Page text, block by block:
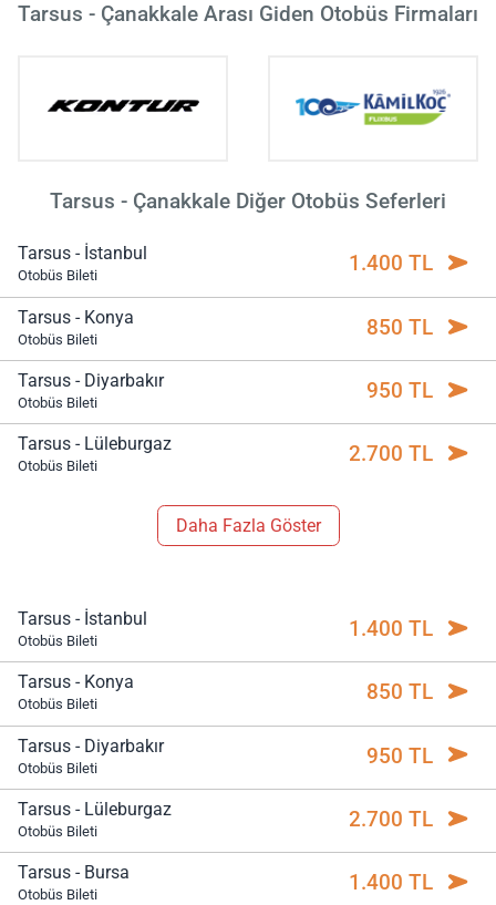
Tarsus - Çanakkale Arası Giden Otobüs Firmaları
Tarsus - Çanakkale Diğer Otobüs Seferleri
Tarsus - İstanbul
Otobüs Bileti 1.400 TL
Tarsus - Konya
Otobüs Bileti 850 TL
Tarsus - Diyarbakır
Otobüs Bileti 950 TL
Tarsus - Lüleburgaz
Otobüs Bileti 2.700 TL
Daha Fazla Göster
Tarsus - İstanbul
Otobüs Bileti 1.400 TL
Tarsus - Konya
Otobüs Bileti 850 TL
Tarsus - Diyarbakır
Otobüs Bileti 950 TL
Tarsus - Lüleburgaz
Otobüs Bileti 2.700 TL
Tarsus - Bursa
Otobüs Bileti 1.400 TL